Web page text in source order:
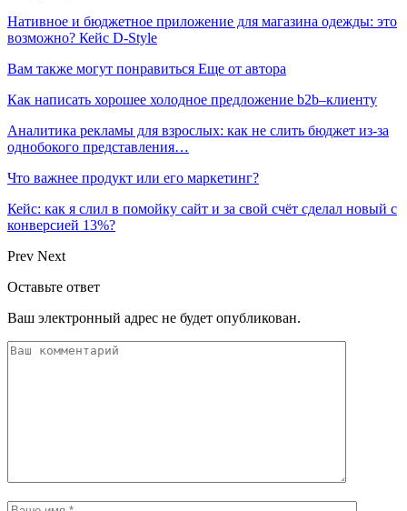
Нативное и бюджетное приложение для магазина одежды: это
возможно? Кейс D-Style
Вам также могут понравиться Еще от автора
Как написать хорошее холодное предложение b2b–клиенту
Аналитика рекламы для взрослых: как не слить бюджет из-за
однобокого представления…
Что важнее продукт или его маркетинг?
Кейс: как я слил в помойку сайт и за свой счёт сделал новый с
конверсией 13%?
Prev Next
Оставьте ответ
Ваш электронный адрес не будет опубликован.